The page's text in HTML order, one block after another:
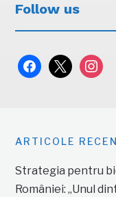
Follow us
facebook
x
ARTICOLE
Strategia pentru
României: „Unul